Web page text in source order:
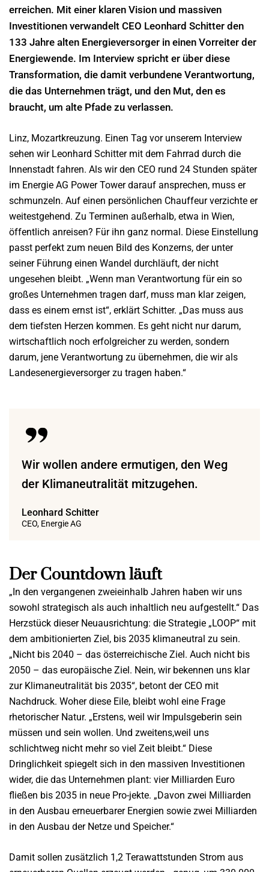
erreichen. Mit einer klaren Vision und massiven
Investitionen verwandelt CEO Leonhard Schitter den
133 Jahre alten Energieversorger in einen Vorreiter der
Energiewende. Im Interview spricht er über diese
Transformation, die damit verbundene Verantwortung,
die das Unternehmen trägt, und den Mut, den es
braucht, um alte Pfade zu verlassen.
Linz, Mozartkreuzung. Einen Tag vor unserem Interview
sehen wir Leonhard Schitter mit dem Fahrrad durch die
Innenstadt fahren. Als wir den CEO rund 24 Stunden später
im Energie AG Power Tower darauf ansprechen, muss er
schmunzeln. Auf einen persönlichen Chauffeur verzichte er
weitestgehend. Zu Terminen außerhalb, etwa in Wien,
öffentlich anreisen? Für ihn ganz normal. Diese Einstellung
passt perfekt zum neuen Bild des Konzerns, der unter
seiner Führung einen Wandel durchläuft, der nicht
ungesehen bleibt. „Wenn man Verantwortung für ein so
großes Unternehmen tragen darf, muss man klar zeigen,
dass es einem ernst ist“, erklärt Schitter. „Das muss aus
dem tiefsten Herzen kommen. Es geht nicht nur darum,
wirtschaftlich noch erfolgreicher zu werden, sondern
darum, jene Verantwortung zu übernehmen, die wir als
Landesenergieversorger zu tragen haben.“
Wir wollen andere ermutigen, den Weg
der Klimaneutralität mitzugehen.
Leonhard Schitter
CEO, Energie AG
Der Countdown läuft
„In den vergangenen zweieinhalb Jahren haben wir uns
sowohl strategisch als auch inhaltlich neu aufgestellt.“ Das
Herzstück dieser Neuausrichtung: die Strategie „LOOP“ mit
dem ambitionierten Ziel, bis 2035 klimaneutral zu sein.
„Nicht bis 2040 – das österreichische Ziel. Auch nicht bis
2050 – das europäische Ziel. Nein, wir bekennen uns klar
zur Klimaneutralität bis 2035“, betont der CEO mit
Nachdruck. Woher diese Eile, bleibt wohl eine Frage
rhetorischer Natur. „Erstens, weil wir Impulsgeberin sein
müssen und sein wollen. Und zweitens,weil uns
schlichtweg nicht mehr so viel Zeit bleibt.“ Diese
Dringlichkeit spiegelt sich in den massiven Investitionen
wider, die das Unternehmen plant: vier Milliarden Euro
fließen bis 2035 in neue Pro-jekte. „Davon zwei Milliarden
in den Ausbau erneuerbarer Energien sowie zwei Milliarden
in den Ausbau der Netze und Speicher.“
Damit sollen zusätzlich 1,2 Terawattstunden Strom aus